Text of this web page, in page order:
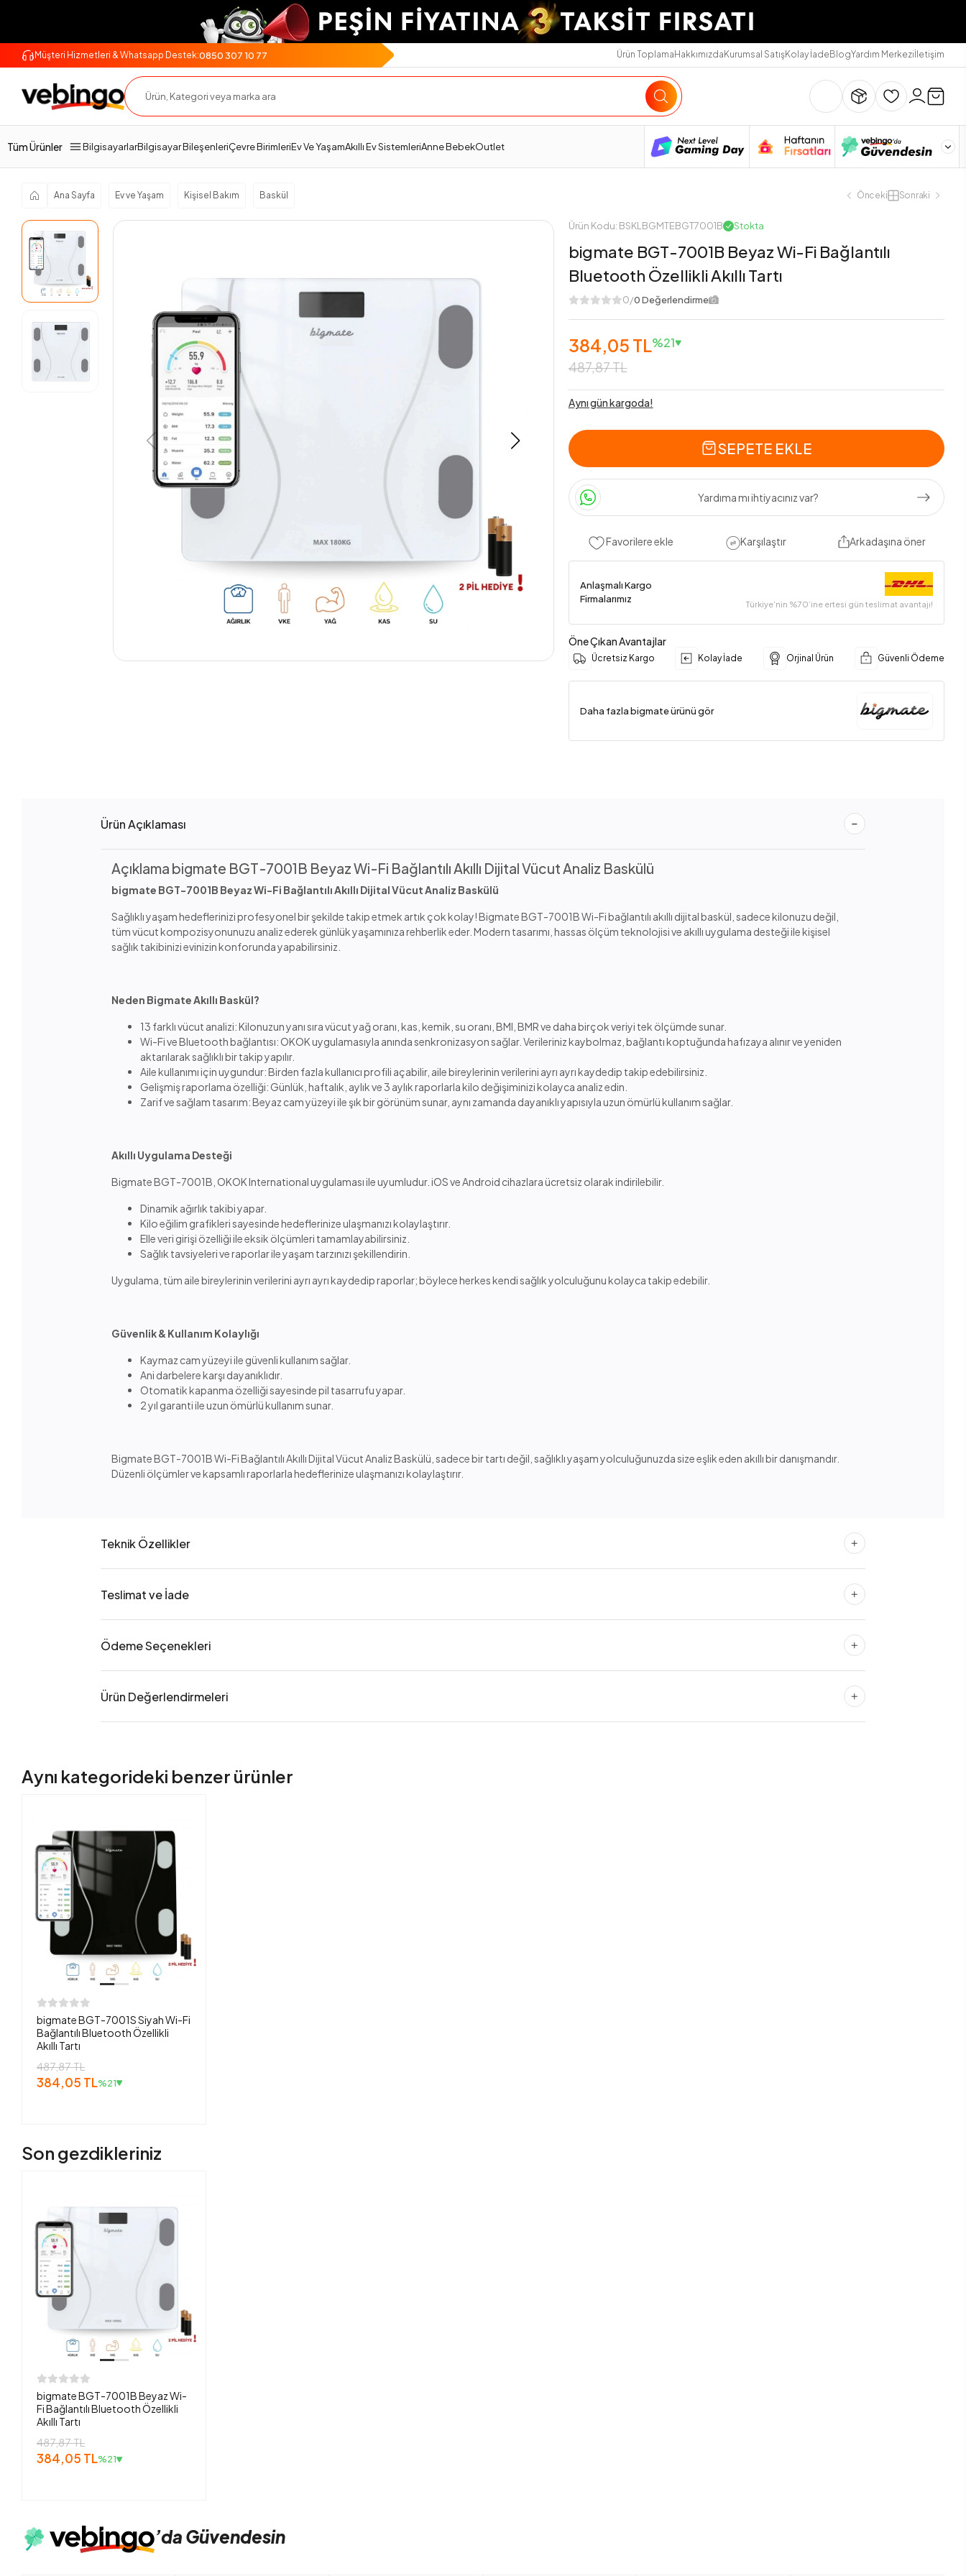
Müşteri Hizmetleri & Whatsapp Destek:0850 307 10 77 Ürün ToplamaHakkımızdaKurumsal SatışKolay İadeBlogYardım Merkeziİletişim
Tüm Ürünler BilgisayarlarBilgisayar BileşenleriÇevre BirimleriEv Ve YaşamAkıllı Ev SistemleriAnne BebekOutlet
Ana Sayfa Ev ve Yaşam Kişisel Bakım Baskül Önceki Sonraki
Ürün Kodu: BSKLBGMTEBGT7001B Stokta
bigmate BGT-7001B Beyaz Wi-Fi Bağlantılı
Bluetooth Özellikli Akıllı Tartı
0/0 Değerlendirme
384,05 TL
487,87 TL
%21
Aynı gün kargoda!
SEPETE EKLE
Yardıma mı ihtiyacınız var?
Favorilere ekle Karşılaştır Arkadaşına öner
Anlaşmalı Kargo
Firmalarımız
Türkiye’nin %70’ine ertesi gün teslimat avantajı!
Öne Çıkan Avantajlar
Ücretsiz Kargo Kolay İade Orjinal Ürün Güvenli Ödeme
Daha fazla bigmate ürünü gör
Ürün Açıklaması Teknik Özellikler Teslimat Ve İade Ödeme Seçenekleri Değerlendirmeler
Ürün Açıklaması
Açıklama bigmate BGT-7001B Beyaz Wi-Fi Bağlantılı Akıllı Dijital Vücut Analiz Baskülü
bigmate BGT-7001B Beyaz Wi-Fi Bağlantılı Akıllı Dijital Vücut Analiz Baskülü
Sağlıklı yaşam hedeflerinizi profesyonel bir şekilde takip etmek artık çok kolay! Bigmate BGT-7001B Wi-Fi bağlantılı akıllı dijital baskül, sadece kilonuzu değil,
tüm vücut kompozisyonunuzu analiz ederek günlük yaşamınıza rehberlik eder. Modern tasarımı, hassas ölçüm teknolojisi ve akıllı uygulama desteği ile kişisel
sağlık takibinizi evinizin konforunda yapabilirsiniz.
Neden Bigmate Akıllı Baskül?
13 farklı vücut analizi: Kilonuzun yanı sıra vücut yağ oranı, kas, kemik, su oranı, BMI, BMR ve daha birçok veriyi tek ölçümde sunar.
Wi-Fi ve Bluetooth bağlantısı: OKOK uygulamasıyla anında senkronizasyon sağlar. Verileriniz kaybolmaz, bağlantı koptuğunda hafızaya alınır ve yeniden
aktarılarak sağlıklı bir takip yapılır.
Aile kullanımı için uygundur: Birden fazla kullanıcı profili açabilir, aile bireylerinin verilerini ayrı ayrı kaydedip takip edebilirsiniz.
Gelişmiş raporlama özelliği: Günlük, haftalık, aylık ve 3 aylık raporlarla kilo değişiminizi kolayca analiz edin.
Zarif ve sağlam tasarım: Beyaz cam yüzeyi ile şık bir görünüm sunar, aynı zamanda dayanıklı yapısıyla uzun ömürlü kullanım sağlar.
Akıllı Uygulama Desteği
Bigmate BGT-7001B, OKOK International uygulaması ile uyumludur. iOS ve Android cihazlara ücretsiz olarak indirilebilir.
Dinamik ağırlık takibi yapar.
Kilo eğilim grafikleri sayesinde hedeflerinize ulaşmanızı kolaylaştırır.
Elle veri girişi özelliği ile eksik ölçümleri tamamlayabilirsiniz.
Sağlık tavsiyeleri ve raporlar ile yaşam tarzınızı şekillendirin.
Uygulama, tüm aile bireylerinin verilerini ayrı ayrı kaydedip raporlar; böylece herkes kendi sağlık yolculuğunu kolayca takip edebilir.
Güvenlik & Kullanım Kolaylığı
Kaymaz cam yüzeyi ile güvenli kullanım sağlar.
Ani darbelere karşı dayanıklıdır.
Otomatik kapanma özelliği sayesinde pil tasarrufu yapar.
2 yıl garanti ile uzun ömürlü kullanım sunar.
Bigmate BGT-7001B Wi-Fi Bağlantılı Akıllı Dijital Vücut Analiz Baskülü, sadece bir tartı değil, sağlıklı yaşam yolculuğunuzda size eşlik eden akıllı bir danışmandır.
Düzenli ölçümler ve kapsamlı raporlarla hedeflerinize ulaşmanızı kolaylaştırır.
Teknik Özellikler
Teslimat ve İade
Ödeme Seçenekleri
Ürün Değerlendirmeleri
Aynı kategorideki benzer ürünler
bigmate BGT-7001S Siyah Wi-Fi
Bağlantılı Bluetooth Özellikli
Akıllı Tartı
487,87 TL
384,05 TL%21
Son gezdikleriniz
bigmate BGT-7001B Beyaz Wi-
Fi Bağlantılı Bluetooth Özellikli
Akıllı Tartı
487,87 TL
384,05 TL%21
’da Güvendesin